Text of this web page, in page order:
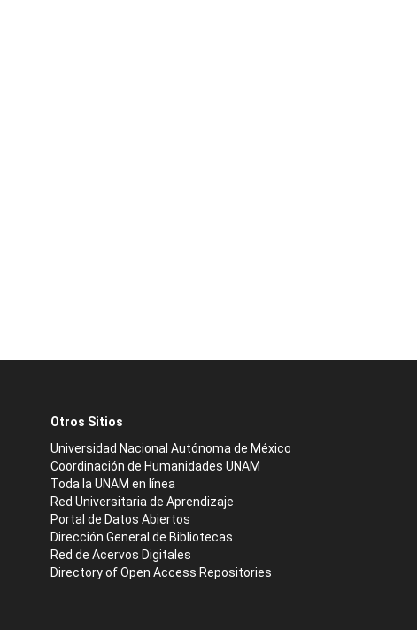
Otros Sitios
Universidad Nacional Autónoma de México
Coordinación de Humanidades UNAM
Toda la UNAM en línea
Red Universitaria de Aprendizaje
Portal de Datos Abiertos
Dirección General de Bibliotecas
Red de Acervos Digitales
Directory of Open Access Repositories